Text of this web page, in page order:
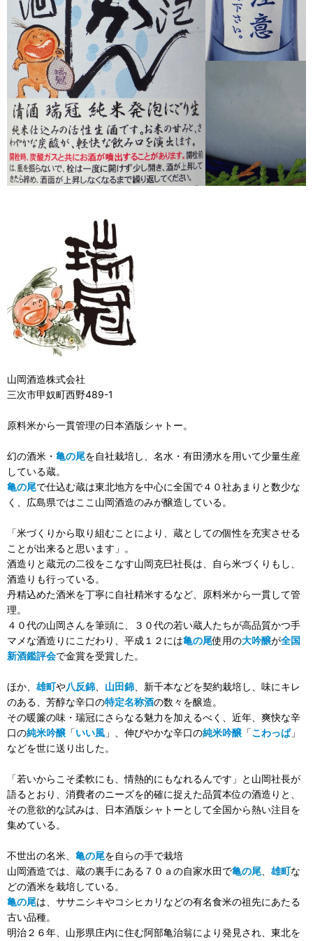
山岡酒造株式会社
三次市甲奴町西野489-1
原料米から一貫管理の日本酒版シャトー。
幻の酒米・ 亀の尾を自社栽培し、名水・有田湧水を用いて少量生産
している蔵。
亀の尾で仕込む蔵は東北地方を中心に全国で４０社あまりと数少な
く、広島県ではここ山岡酒造のみが醸造している。
「米づくりから取り組むことにより、蔵としての個性を充実させる
ことが出来ると思います」。
酒造りと蔵元の二役をこなす山岡克巳社長は、自ら米づくりもし、
酒造りも行っている。
丹精込めた酒米を丁寧に自社精米するなど、原料米から一貫して管
理。
４０代の山岡さんを筆頭に、３０代の若い蔵人たちが高品質かつ手
マメな酒造りにこだわり、平成１２には亀の尾使用の大吟醸が全国
新酒鑑評会で金賞を受賞した。
ほか、 雄町や八反錦 山田錦 、新千本などを契約栽培し、味にキレ
のある、芳醇な辛口の特定名称酒の数々を醸造。
その暖簾の味・瑞冠にさらなる魅力を加えるべく、近年、爽快な辛
口の純米吟醸 「いい風 」、伸びやかな辛口の純米吟醸 「こわっぱ」
などを世に送り出した。
「若いからこそ柔軟にも、情熱的にもなれるんです」と山岡社長が
語るとおり、消費者のニーズを的確に捉えた品質本位の酒造りと、
その意欲的な試みは、日本酒版シャトーとして全国から熱い注目を
集めている。
不世出の名米、 亀の尾を自らの手で栽培
山岡酒造では、蔵の裏手にある７０ａの自家水田で亀の尾 雄町な
どの酒米を栽培している。
亀の尾は、ササニシキやコシヒカリなどの有名食米の祖先にあたる
古い品種。
明治２６年、山形県庄内に住む阿部亀治翁により発見され、東北を